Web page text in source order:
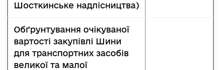
Шосткинське надлісництва)
Обґрунтування очікуваної
вартості закупівлі Шини
для транспортних засобів
великої та малої